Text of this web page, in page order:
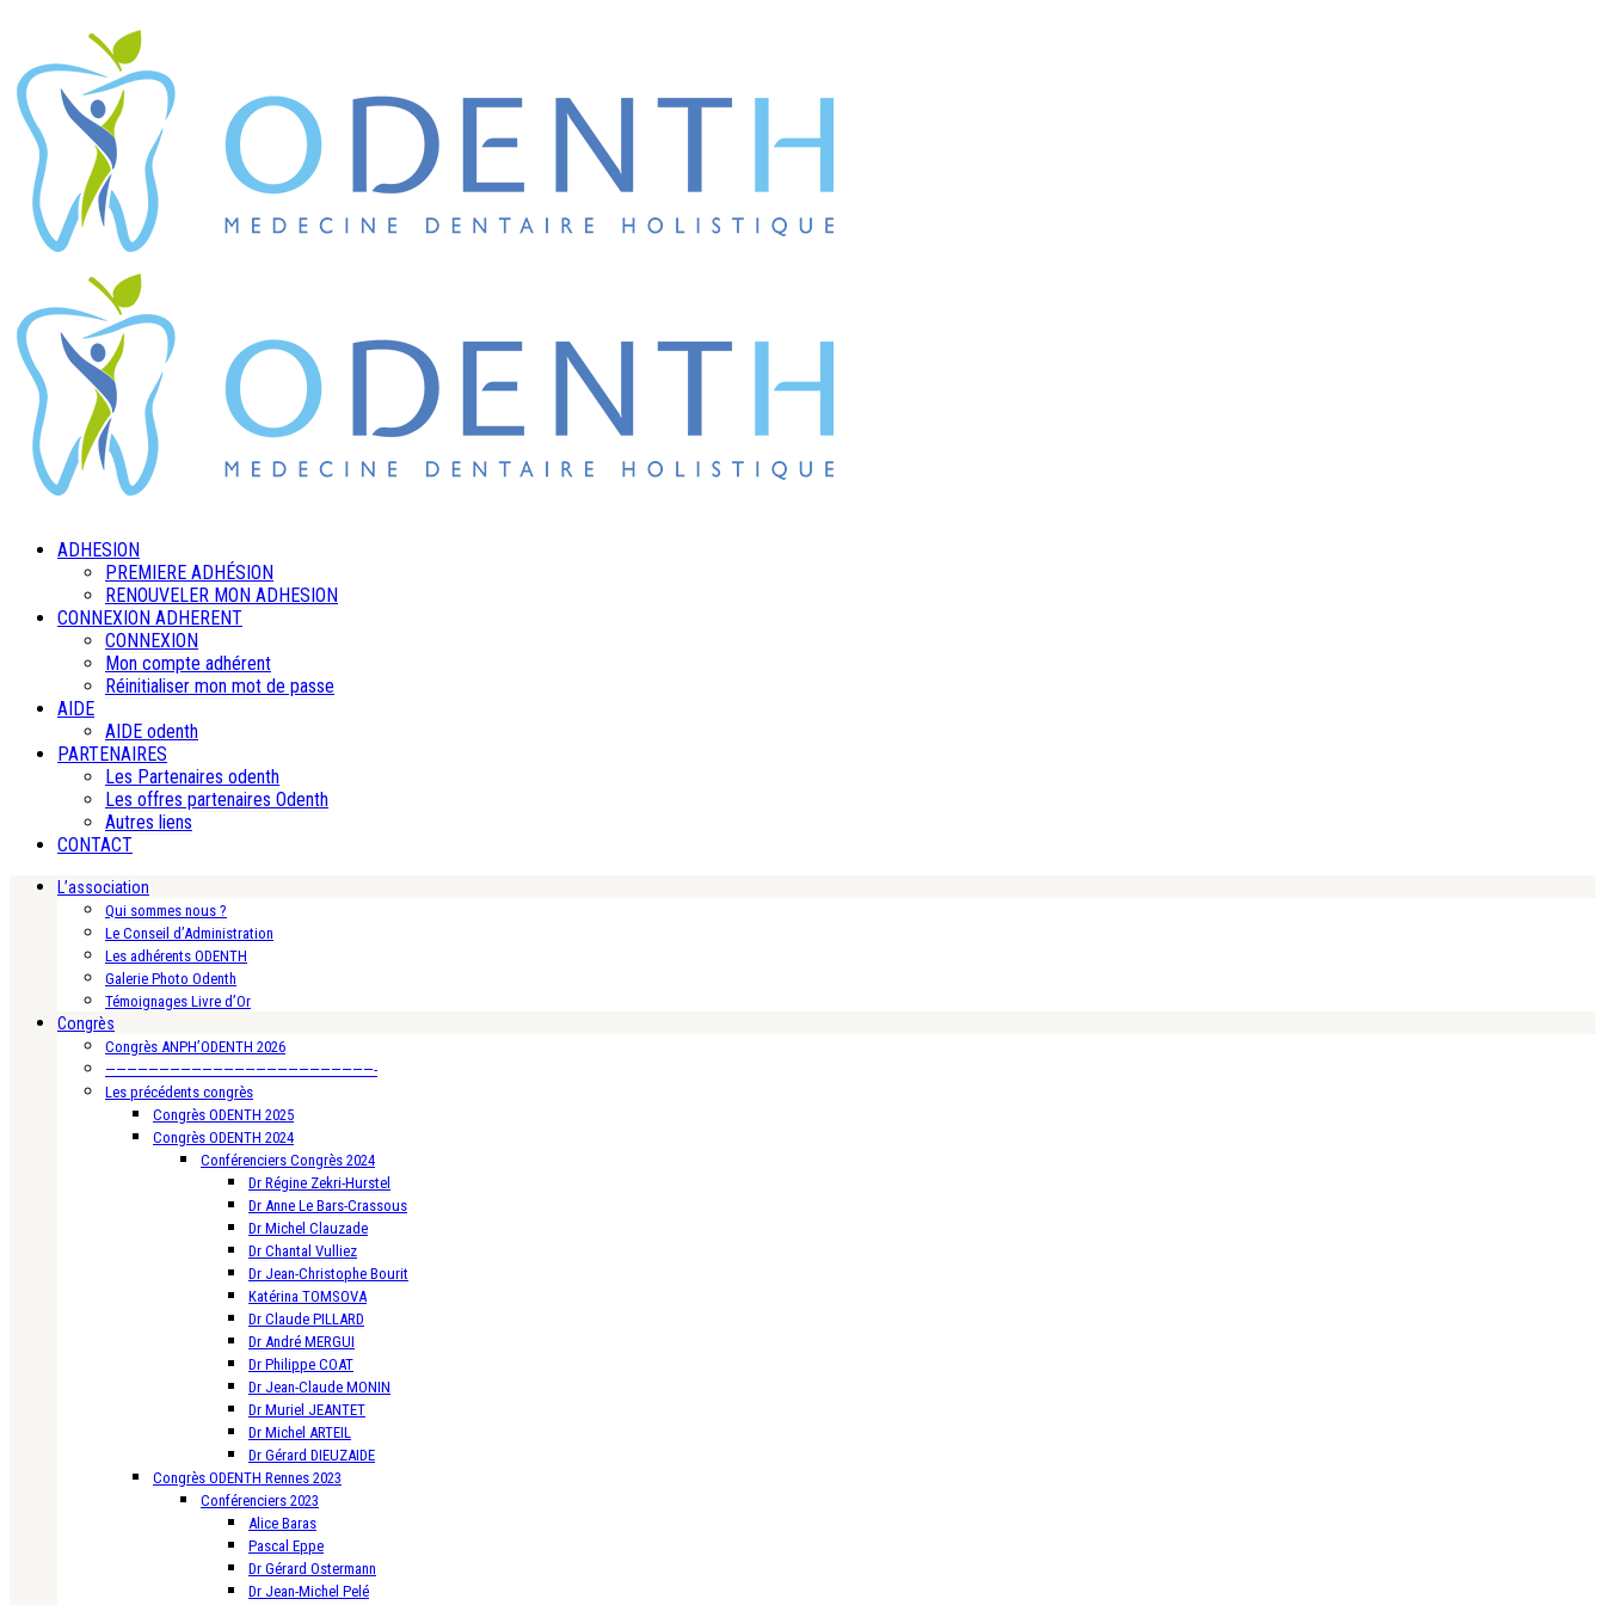
ADHESION
PREMIERE ADHÉSION
RENOUVELER MON ADHESION
CONNEXION ADHERENT
CONNEXION
Mon compte adhérent
Réinitialiser mon mot de passe
AIDE
AIDE odenth
PARTENAIRES
Les Partenaires odenth
Les offres partenaires Odenth
Autres liens
CONTACT
L’association
Qui sommes nous ?
Le Conseil d’Administration
Les adhérents ODENTH
Galerie Photo Odenth
Témoignages Livre d’Or
Congrès
Congrès ANPH’ODENTH 2026
—————————————————————————-
Les précédents congrès
Congrès ODENTH 2025
Congrès ODENTH 2024
Conférenciers Congrès 2024
Dr Régine Zekri-Hurstel
Dr Anne Le Bars-Crassous
Dr Michel Clauzade
Dr Chantal Vulliez
Dr Jean-Christophe Bourit
Katérina TOMSOVA
Dr Claude PILLARD
Dr André MERGUI
Dr Philippe COAT
Dr Jean-Claude MONIN
Dr Muriel JEANTET
Dr Michel ARTEIL
Dr Gérard DIEUZAIDE
Congrès ODENTH Rennes 2023
Conférenciers 2023
Alice Baras
Pascal Eppe
Dr Gérard Ostermann
Dr Jean-Michel Pelé